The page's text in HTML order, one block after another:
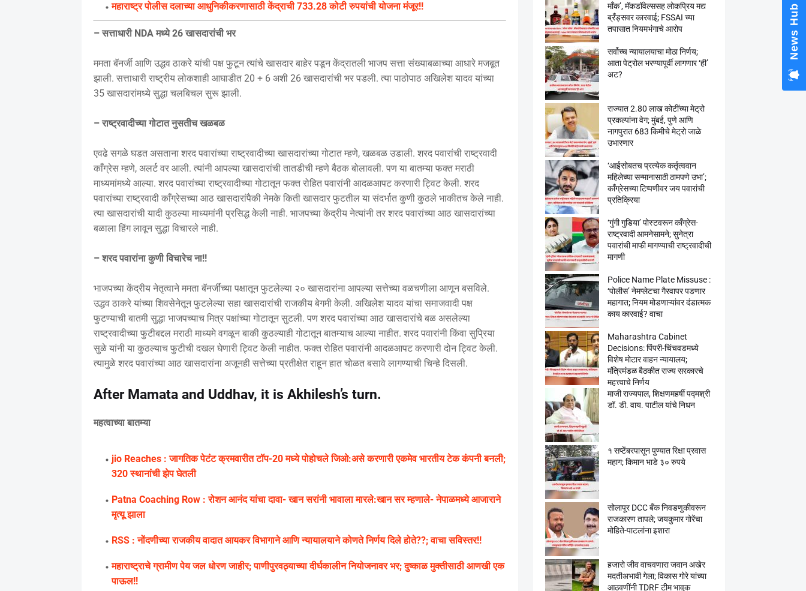
महाराष्ट्र पोलीस दलाच्या आधुनिकीकरणासाठी केंद्राची 733.28 कोटी रुपयांची योजना मंजूर!!
– सत्ताधारी NDA मध्ये 26 खासदारांची भर
ममता बॅनर्जी आणि उद्धव ठाकरे यांची पक्ष फुटून त्यांचे खासदार बाहेर पडून केंद्रातली भाजप सत्ता संख्याबळाच्या आधारे मजबूत
झाली. सत्ताधारी राष्ट्रीय लोकशाही आघाडीत 20 + 6 अशी 26 खासदारांची भर पडली. त्या पाठोपाठ अखिलेश यादव यांच्या
35 खासदारांमध्ये सुद्धा चलबिचल सुरू झाली.
– राष्ट्रवादीच्या गोटात नुसतीच खळबळ
एवढे सगळे घडत असताना शरद पवारांच्या राष्ट्रवादीच्या खासदारांच्या गोटात म्हणे, खळबळ उडाली. शरद पवारांची राष्ट्रवादी
काँग्रेस म्हणे, अलर्ट वर आली. त्यांनी आपल्या खासदारांची तातडीची म्हणे बैठक बोलावली. पण या बातम्या फक्त मराठी
माध्यमांमध्ये आल्या. शरद पवारांच्या राष्ट्रवादीच्या गोटातून फक्त रोहित पवारांनी आदळआपट करणारी ट्विट केली. शरद
पवारांच्या राष्ट्रवादी काँग्रेसच्या आठ खासदारांपैकी नेमके किती खासदार फुटतील या संदर्भात कुणी कुठले भाकीतच केले नाही.
त्या खासदारांची यादी कुठल्या माध्यमांनी प्रसिद्ध केली नाही. भाजपच्या केंद्रीय नेत्यांनी तर शरद पवारांच्या आठ खासदारांच्या
बळाला हिंग लावून सुद्धा विचारले नाही.
– शरद पवारांना कुणी विचारेच ना!!
भाजपच्या केंद्रीय नेतृत्वाने ममता बॅनर्जींच्या पक्षातून फुटलेल्या २० खासदारांना आपल्या सत्तेच्या वळचणीला आणून बसविले.
उद्धव ठाकरे यांच्या शिवसेनेतून फुटलेल्या सहा खासदारांची राजकीय बेगमी केली. अखिलेश यादव यांचा समाजवादी पक्ष
फुटण्याची बातमी सुद्धा भाजपच्याच मित्र पक्षांच्या गोटातून सुटली. पण शरद पवारांच्या आठ खासदारांचे बळ असलेल्या
राष्ट्रवादीच्या फुटीबद्दल मराठी माध्यमे वगळून बाकी कुठल्याही गोटातून बातम्याच आल्या नाहीत. शरद पवारांनी किंवा सुप्रिया
सुळे यांनी या कुठल्याच फुटीची दखल घेणारी ट्विट केली नाहीत. फक्त रोहित पवारांनी आदळआपट करणारी दोन ट्विट केली.
त्यामुळे शरद पवारांच्या आठ खासदारांना अजूनही सत्तेच्या प्रतीक्षेत राहून हात चोळत बसावे लागण्याची चिन्हे दिसली.
After Mamata and Uddhav, it is Akhilesh’s turn.
महत्वाच्या बातम्या
jio Reaches : जागतिक पेटंट क्रमवारीत टॉप-20 मध्ये पोहोचले जिओ:असे करणारी एकमेव भारतीय टेक कंपनी बनली;
320 स्थानांची झेप घेतली
Patna Coaching Row : रोशन आनंद यांचा दावा- खान सरांनी भावाला मारले:खान सर म्हणाले- नेपाळमध्ये आजाराने
मृत्यू झाला
RSS : नोंदणीच्या राजकीय वादात आयकर विभागाने आणि न्यायालयाने कोणते निर्णय दिले होते??; वाचा सविस्तर!!
महाराष्ट्राचे ग्रामीण पेय जल धोरण जाहीर; पाणीपुरवठ्याच्या दीर्घकालीन नियोजनावर भर; दुष्काळ मुक्तीसाठी आणखी एक
पाऊल!!
मॉंक’, मॅकडॉवेल्ससह लोकप्रिय मद्य
ब्रँड्सवर कारवाई; FSSAI च्या
तपासात नियमभंगाचे आरोप
सर्वोच्च न्यायालयाचा मोठा निर्णय;
आता पेट्रोल भरण्यापूर्वी लागणार ‘ही’
अट?
राज्यात 2.80 लाख कोटींच्या मेट्रो
प्रकल्पांना वेग; मुंबई, पुणे आणि
नागपुरात 683 किमीचे मेट्रो जाळे
उभारणार
‘आईसोबतच प्रत्येक कर्तृत्ववान
महिलेच्या सन्मानासाठी ठामपणे उभा’;
काँग्रेसच्या टिप्पणीवर जय पवारांची
प्रतिक्रिया
‘गुंगी गुडिया’ पोस्टवरून काँग्रेस-
राष्ट्रवादी आमनेसामने; सुनेत्रा
पवारांची माफी मागण्याची राष्ट्रवादीची
मागणी
Police Name Plate Missuse :
‘पोलीस’ नेमप्लेटचा गैरवापर पडणार
महागात; नियम मोडणाऱ्यांवर दंडात्मक
काय कारवाई? वाचा
Maharashtra Cabinet
Decisions: पिंपरी-चिंचवडमध्ये
विशेष मोटार वाहन न्यायालय;
मंत्रिमंडळ बैठकीत राज्य सरकारचे
महत्त्वाचे निर्णय
माजी राज्यपाल, शिक्षणमहर्षी पद्मश्री
डॉ. डी. वाय. पाटील यांचे निधन
१ सप्टेंबरपासून पुण्यात रिक्षा प्रवास
महाग; किमान भाडे ३० रुपये
सोलापूर DCC बँक निवडणुकीवरून
राजकारण तापले; जयकुमार गोरेंचा
मोहिते-पाटलांना इशारा
हजारो जीव वाचवणारा जवान अखेर
मदतीअभावी गेला; विकास गोरे यांच्या
आठवणींनी TDRF टीम भावुक
News Hub